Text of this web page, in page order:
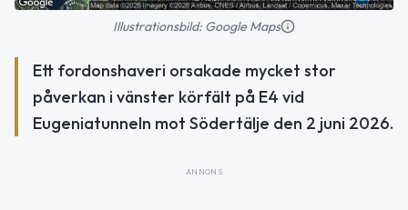
Illustrationsbild: Google Maps
Ett fordonshaveri orsakade mycket stor
påverkan i vänster körfält på E4 vid
Eugeniatunneln mot Södertälje den 2 juni 2026.
ANNONS